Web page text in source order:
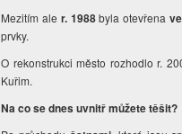
Mezitím ale r. 1988byla otevřena
prvky.
O rekonstrukci město rozhodlo r.
Kuřim.
Na co se dnes uvnitř můžete těšit?